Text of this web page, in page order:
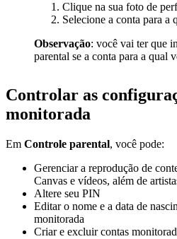
Clique na sua foto de
Selecione a conta para a
Observação: você vai ter que
parental se a conta para a qual
Controlar as
monitorada
Em Controle parental, você pode:
Gerenciar a reprodução de
Canvas e vídeos, além de
Altere seu PIN
Editar o nome e a data de
monitorada
Criar e excluir contas